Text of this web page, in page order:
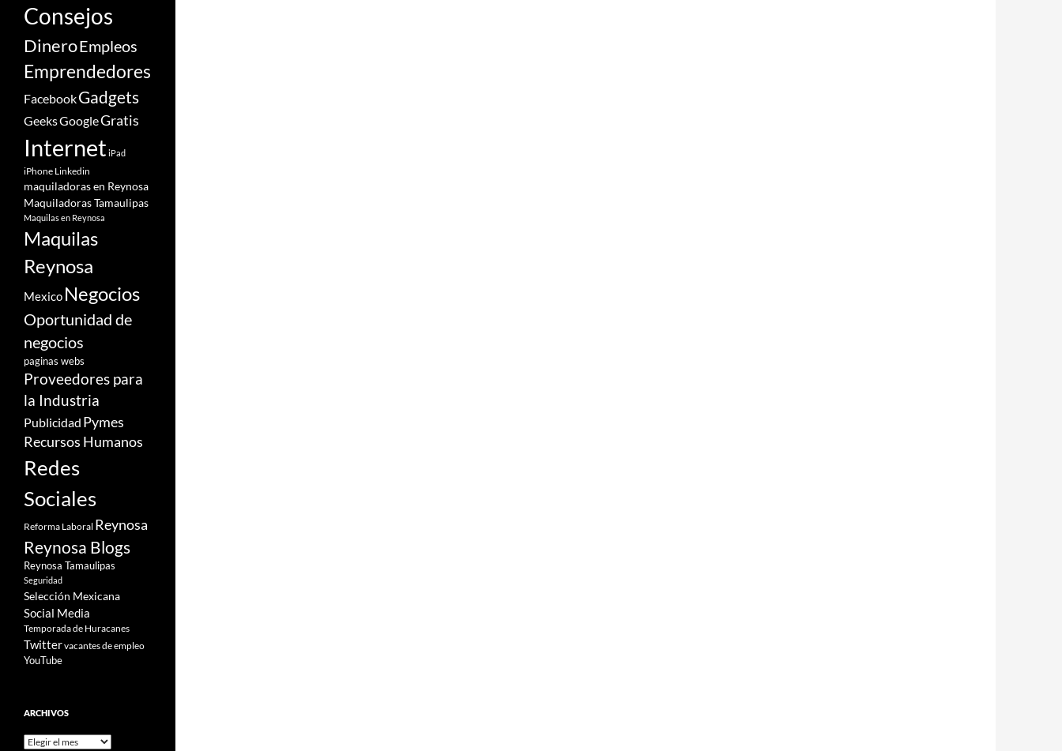
Consejos
DineroEmpleos
Emprendedores
FacebookGadgets
GeeksGoogleGratis
Internet iPad
iPhone Linkedin
maquiladoras en Reynosa
Maquiladoras Tamaulipas
Maquilas en Reynosa
Maquilas
Reynosa
Mexico Negocios
Oportunidad de
negocios
paginas webs
Proveedores para
la Industria
Publicidad Pymes
Recursos Humanos
Redes
Sociales
Reforma Laboral Reynosa
Reynosa Blogs
Reynosa Tamaulipas
Seguridad
Selección Mexicana
Social Media
Temporada de Huracanes
Twittervacantes de empleo
YouTube
ARCHIVOS
Archivos